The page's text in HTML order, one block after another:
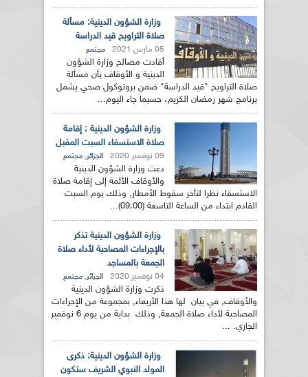
وزارة الشؤون الدينية: مسألة
صلاة التراويح قيد الدراسة
05 مارس 2021 مجتمع
أفادت مصالح وزارة الشؤون
الدينية و الأوقاف بأن مسألة
صلاة التراويح "قيد الدراسة" ضمن بروتوكول صحي يشمل
برنامج شهر رمضان الكريم، حسبما جاء اليوم...
وزارة الشؤون الدينية : إقامة
صلاة الاستسقاء السبت المقبل
09 نوفمبر 2020 الجزائر, مجتمع
دعت وزارة الشؤون الدينية
والأوقاف الأئمة إلى إقامة صلاة
الاستسقاء نظرا لتأخر سقوط الأمطار, وذلك يوم السبت
القادم ابتداء من الساعة التاسعة (09:00)...
وزارة الشؤون الدينية تذكر
بالإجراءات المصاحبة لأداء صلاة
الجمعة بالمساجد
04 نوفمبر 2020 الجزائر, مجتمع
ذكرت وزارة الشؤون الدينية
والأوقاف, في بيان لها هذا الأربعاء, بمجموعة من الإجراءات
المصاحبة لأداء صلاة الجمعة, وذلك بداية من يوم 6 نوفمبر
الجاري. ...
وزارة الشؤون الدينية: ذكرى
المولد النبوي الشريف ستكون